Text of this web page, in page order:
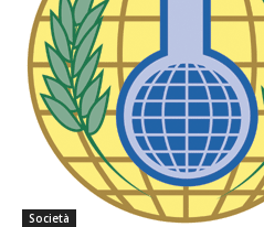
Società